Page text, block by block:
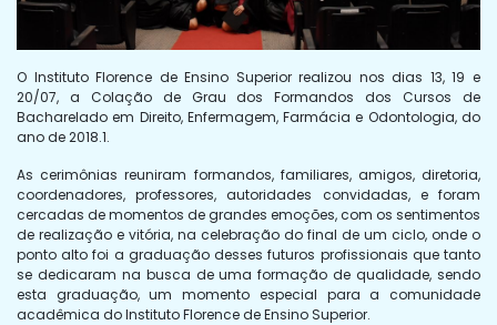
O Instituto Florence de Ensino Superior realizou nos dias 13, 19 e
20/07, a Colação de Grau dos Formandos dos Cursos de
Bacharelado em Direito, Enfermagem, Farmácia e Odontologia, do
ano de 2018.1.
As cerimônias reuniram formandos, familiares, amigos, diretoria,
coordenadores, professores, autoridades convidadas, e foram
cercadas de momentos de grandes emoções, com os sentimentos
de realização e vitória, na celebração do final de um ciclo, onde o
ponto alto foi a graduação desses futuros profissionais que tanto
se dedicaram na busca de uma formação de qualidade, sendo
esta graduação, um momento especial para a comunidade
acadêmica do Instituto Florence de Ensino Superior.